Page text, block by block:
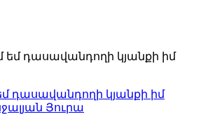
դասավանդողի կյանքի իմ
Յուրա